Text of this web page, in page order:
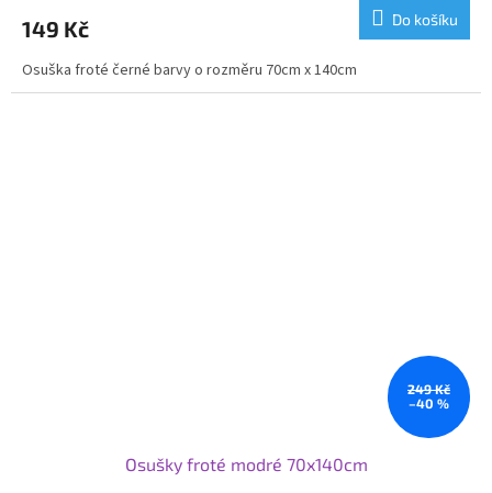
149 Kč Do košíku
Osuška froté černé barvy o rozměru 70cm x 140cm
249 Kč
–40 %
Osušky froté modré 70x140cm